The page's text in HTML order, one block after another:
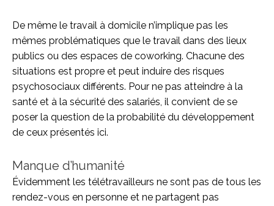
De même le travail à domicile n’implique pas les
mêmes problématiques que le travail dans des lieux
publics ou des espaces de coworking. Chacune des
situations est propre et peut induire des risques
psychosociaux différents. Pour ne pas atteindre à la
santé et à la sécurité des salariés, il convient de se
poser la question de la probabilité du développement
de ceux présentés ici.
Manque d’humanité
Évidemment les télétravailleurs ne sont pas de tous les
rendez-vous en personne et ne partagent pas